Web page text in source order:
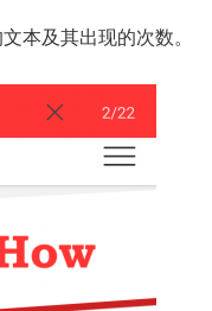
本及其出现的次数。